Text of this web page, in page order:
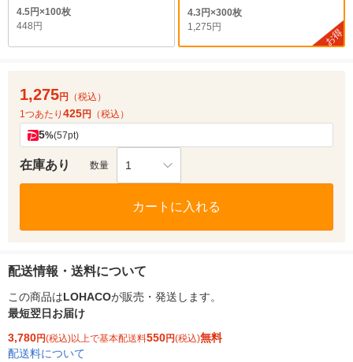
4.5円×100枚
448円
4.3円×300枚
1,275円
お得
1,275円
（税込）
1つあたり 425円 （税込）
5%(57pt)
在庫あり 数量 1
カートに入れる
配送情報・送料について
この商品はLOHACOが販売・発送します。
最短翌日お届け
3,780円(税込)以上で基本配送料550円(税込)無料
配送料について